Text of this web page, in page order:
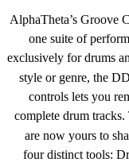
AlphaTheta’s Groove
one suite of
exclusively for drums
style or genre, the
controls lets you
complete drum
are now yours to
four distinct tools: